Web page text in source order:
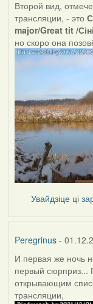
Второй вид,
трансляции, - это
major/Great tit /
но скоро она
Увайдзіце ці
Peregrinus-
И первая же ночь
первый
открывающим
трансляции,